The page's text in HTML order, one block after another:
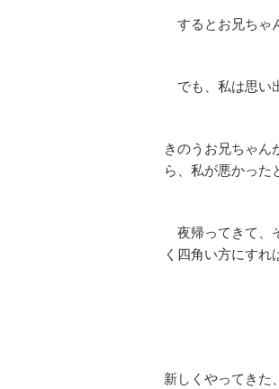
するとお兄ちゃ
でも、私は思い
きのうお兄ちゃん
ら、私が悪かった
夜帰ってきて、
く四角い方にすれ
新しくやってきた